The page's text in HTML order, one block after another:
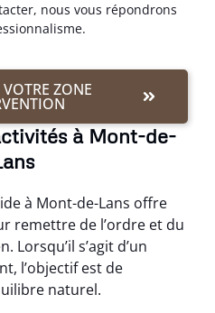
nous vous répondrons
ZONE
à Mont-de-
à Mont-de-Lans offre
remettre de l’ordre et du
Lorsqu’il s’agit d’un
l’objectif est de
naturel.